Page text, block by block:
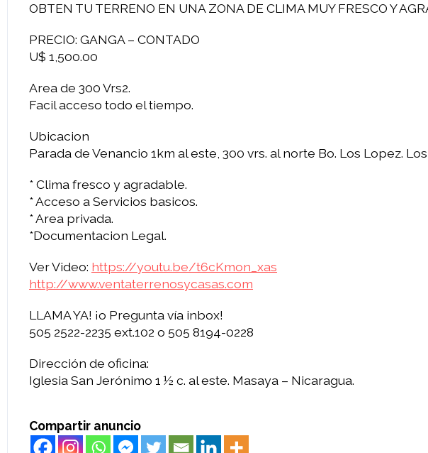
OBTEN TU TERRENO EN UNA ZONA DE CLIMA MUY FRESCO Y
PRECIO: GANGA – CONTADO
U$ 1,500.00
Area de 300 Vrs2.
Facil acceso todo el tiempo.
Ubicacion
Parada de Venancio 1km al este, 300 vrs. al norte Bo. Los Lopez.
* Clima fresco y agradable.
* Acceso a Servicios basicos.
* Area privada.
*Documentacion Legal.
Ver Video: https://youtu.be/t6cKmon_xas
http://www.ventaterrenosycasas.com
LLAMA YA! ¡o Pregunta vía inbox!
505 2522-2235 ext.102 o 505 8194-0228
Dirección de oficina:
Iglesia San Jerónimo 1 ½ c. al este. Masaya – Nicaragua.
Compartir anuncio